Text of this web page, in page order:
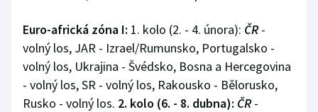
Rychlostní kanoistika
Short track
Sportovní střelba
Euro-africká zóna I: 1. kolo (2. - 4. února): ČR-
volný los, JAR - Izrael/Rumunsko, Portugalsko -
volný los, Ukrajina - Švédsko, Bosna a Hercegovina
- volný los, SR - volný los, Rakousko - Bělorusko,
Rusko - volný los. 2. kolo (6. - 8. dubna): ČR-